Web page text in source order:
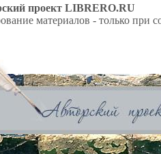
проект LIBRERO.RU
материалов - только при